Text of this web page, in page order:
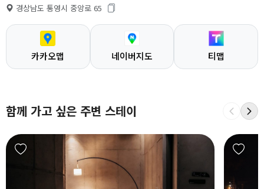
경상남도 통영시 중앙로 65
카카오맵 네이버지도 티맵
함께 가고 싶은 주변 스테이